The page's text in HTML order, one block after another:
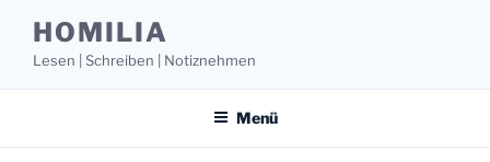
Inhalt
springen
HOMILIA
Lesen | Schreiben | Notiznehmen
Menü